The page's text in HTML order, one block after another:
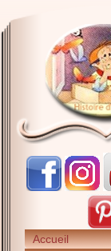
Accueil